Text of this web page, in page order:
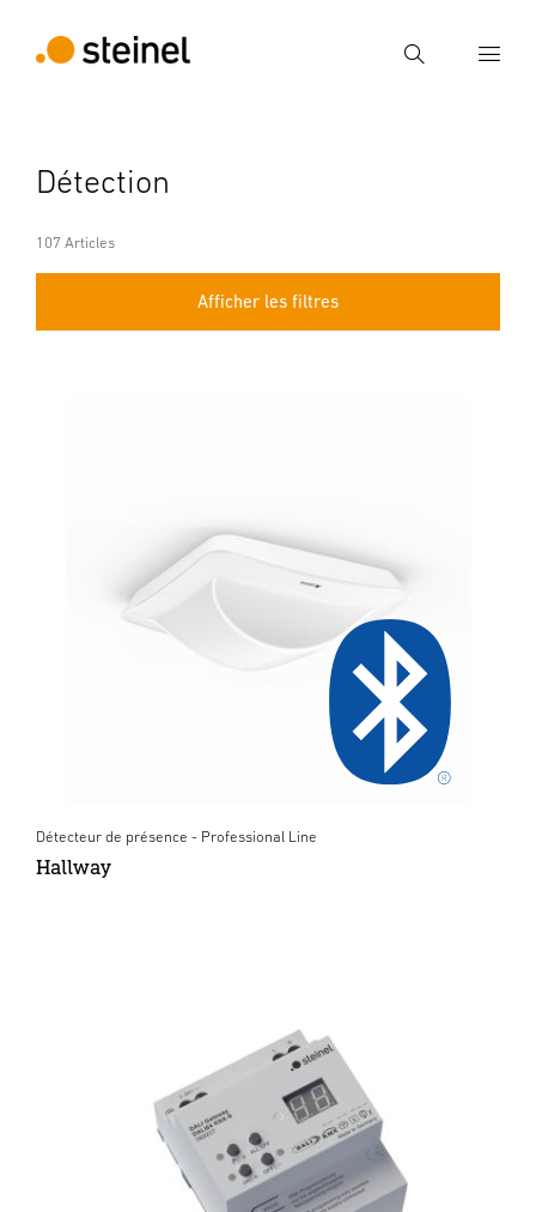
Recherche
Recherche
Détection
107 Articles
Afficher les filtres
Détecteur de présence - Professional Line
Hallway